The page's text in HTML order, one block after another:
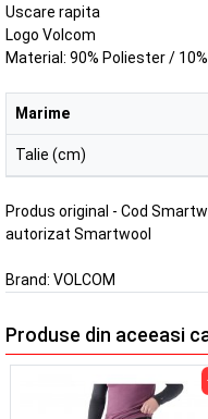
Uscare rapita
Logo Volcom
Material: 90% Poliester /
Marime
Talie (cm)
Produs original - Cod
autorizat Smartwool
Brand: VOLCOM
Produse din aceeasi